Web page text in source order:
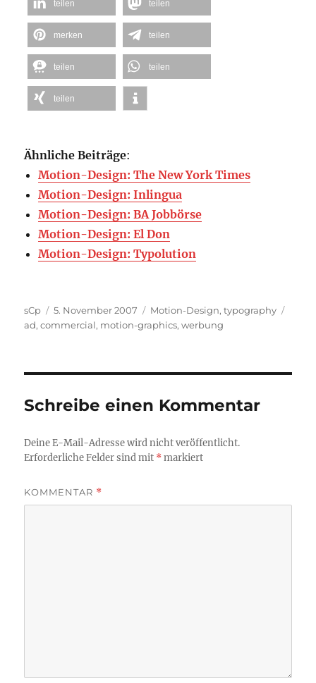
teilen teilen
merken teilen
teilen teilen
teilen
Ähnliche Beiträge:
Motion-Design: The New York Times
Motion-Design: Inlingua
Motion-Design: BA Jobbörse
Motion-Design: El Don
Motion-Design: Typolution
Autor
sCp
Veröffentlicht
am
5. November 2007 Kategorien
Motion-Design,typography
ad,commercial, motion-graphics,werbung
Schreibe einen Kommentar
Deine E-Mail-Adresse wird nicht veröffentlicht.
Erforderliche Felder sind mit *markiert
KOMMENTAR *